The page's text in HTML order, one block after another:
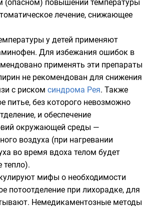
(опасном) повышении температуры
лечение, снижающее
у детей применяют
. Для избежания ошибок в
применять эти препараты
не рекомендован для снижения
с риском синдрома Рея. Также
питье, без которого невозможно
и обеспечение
окружающей среды —
воздуха (при нагревании
во время вдоха телом будет
тепло).
мифы о необходимости
потоотделение при лихорадке, для
Немедикаментозные методы